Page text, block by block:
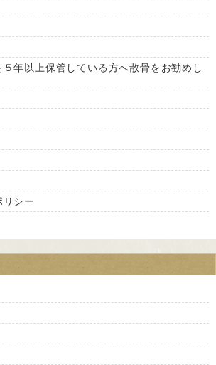
年以上保管している方へ散骨をお勧めし
リシー